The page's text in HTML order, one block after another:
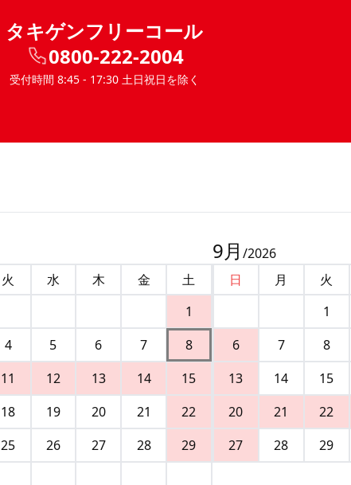
タキゲンフリーコール
0800-222-2004
受付時間 8:45 - 17:30 土日祝日を除く
火 水 木 金
土
1
4 5 6 7
8
11 12 13 14
15
18 19 20 21
22
25 26 27 28
29
9月 /2026
日
月 火
1
6
7 8
13
14 15
20
21 22
27
28 29